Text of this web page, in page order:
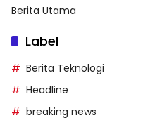
Berita Utama
Label
Berita Teknologi
Headline
breaking news